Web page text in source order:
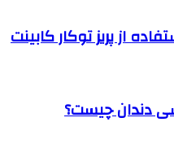
از پریز توکار کابینت
دندان چیست؟